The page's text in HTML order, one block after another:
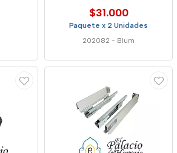
$31.000
Paquete x 2 Unidades
202082 - Blum